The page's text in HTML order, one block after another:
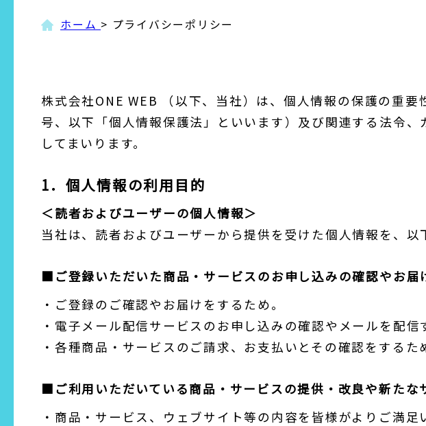
ホーム > プライバシーポリシー
株式会社ONE WEB （以下、当社）は、個人情報の保護の重
号、以下「個人情報保護法」といいます）及び関連する法令
してまいります。
1．個人情報の利用目的
＜読者およびユーザーの個人情報＞
当社は、読者およびユーザーから提供を受けた個人情報を、以
■ご登録いただいた商品・サービスのお申し込みの確認やお届
・ご登録のご確認やお届けをするため。
・電子メール配信サービスのお申し込みの確認やメールを配信
・各種商品・サービスのご請求、お支払いとその確認をするた
■ご利用いただいている商品・サービスの提供・改良や新たな
・商品・サービス、ウェブサイト等の内容を皆様がよりご満足